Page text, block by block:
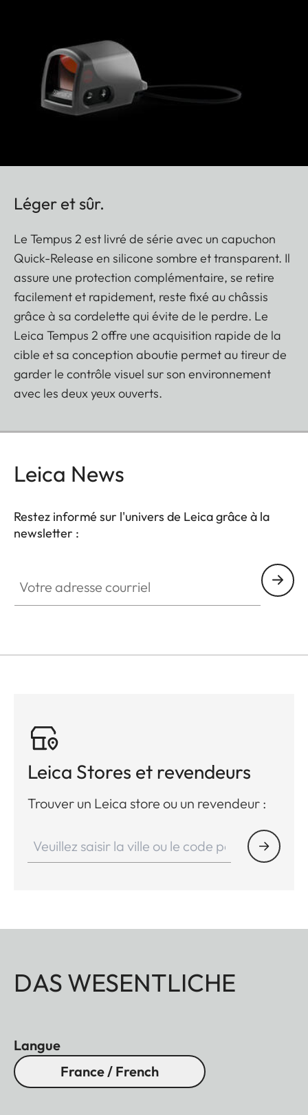
Léger et sûr.
Le Tempus 2 est livré de série avec un capuchon
Quick-Release en silicone sombre et transparent. Il
assure une protection complémentaire, se retire
facilement et rapidement, reste fixé au châssis
grâce à sa cordelette qui évite de le perdre. Le
Leica Tempus 2 offre une acquisition rapide de la
cible et sa conception aboutie permet au tireur de
garder le contrôle visuel sur son environnement
avec les deux yeux ouverts.
Leica News
Restez informé sur l'univers de Leica grâce à la
newsletter :
Leica Stores et revendeurs
Trouver un Leica store ou un revendeur :
DAS WESENTLICHE
Langue
France / French